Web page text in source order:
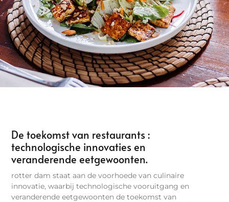
De toekomst van restaurants :
technologische innovaties en
veranderende eetgewoonten.
rotter dam staat aan de voorhoede van culinaire
innovatie, waarbij technologische vooruitgang en
veranderende eetgewoonten de toekomst van